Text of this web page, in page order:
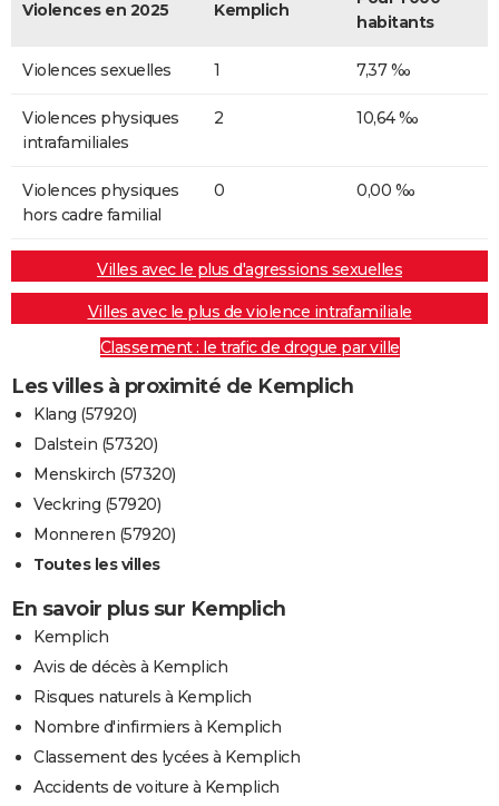
Violences en 2025 Kemplich
habitants
Violences sexuelles 1 7,37 ‰
Violences physiques
intrafamiliales
2 10,64 ‰
Violences physiques
hors cadre familial
0 0,00 ‰
Villes avec le plus d'agressions sexuelles
Villes avec le plus de violence intrafamiliale
Classement : le trafic de drogue par ville
Les villes à proximité de Kemplich
Klang (57920)
Dalstein (57320)
Menskirch (57320)
Veckring (57920)
Monneren (57920)
Toutes les villes
En savoir plus sur Kemplich
Kemplich
Avis de décès à Kemplich
Risques naturels à Kemplich
Nombre d'infirmiers à Kemplich
Classement des lycées à Kemplich
Accidents de voiture à Kemplich